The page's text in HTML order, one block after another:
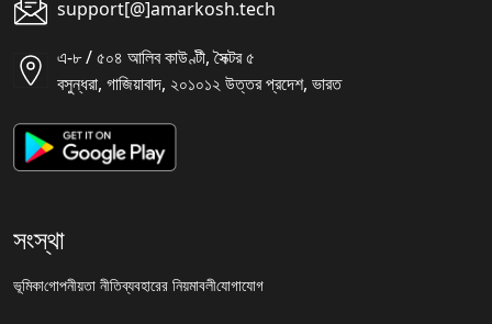
support[@]amarkosh.tech
এ-৮ / ৫০৪ আলিব কাউণ্টী, সৈক্টর ৫
বসুন্ধরা, গাজিয়াবাদ, ২০১০১২ উত্তর প্রদেশ, ভারত
সংস্থা
ভূমিকাগোপনীয়তা নীতিব্যবহারের নিয়মাবলীযোগাযোগ